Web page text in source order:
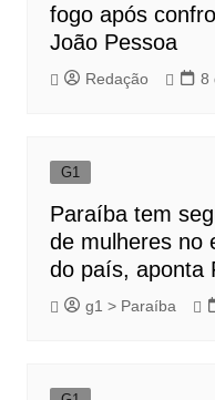
fogo após
João Pessoa
Redação 8
G1
Paraíba tem
de mulheres no
do país, aponta
g1 > Paraíba